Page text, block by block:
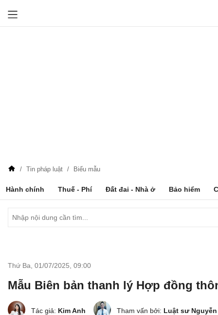
Tin pháp luật Biểu mẫu
Hành chính Thuế - Phí Đất đai - Nhà ở Bảo hiểm
Thứ Ba, 01/07/2025 09:00
Mẫu Biên bản thanh lý Hợp đồng
Tác giả: Kim Anh Tham vấn bởi: Luật sư